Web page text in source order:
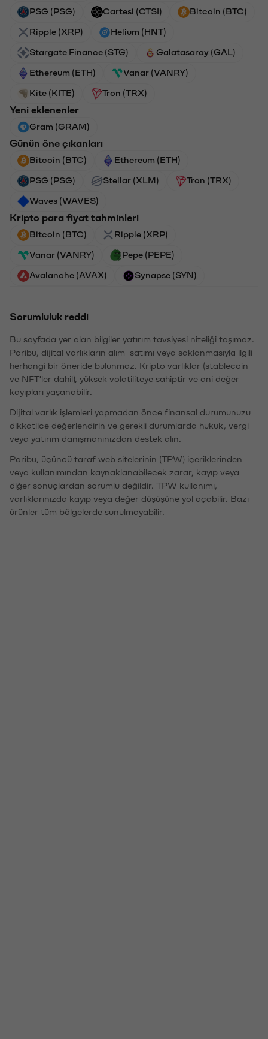
PSG (PSG) Cartesi (CTSI) Bitcoin (BTC)
Ripple (XRP) Helium (HNT)
Stargate Finance (STG) Galatasaray (GAL)
Ethereum (ETH) Vanar (VANRY)
Kite (KITE) Tron (TRX)
Yeni eklenenler
Gram (GRAM)
Günün öne çıkanları
Bitcoin (BTC) Ethereum (ETH)
PSG (PSG) Stellar (XLM) Tron (TRX)
Waves (WAVES)
Kripto para fiyat tahminleri
Bitcoin (BTC) Ripple (XRP)
Vanar (VANRY) Pepe (PEPE)
Avalanche (AVAX) Synapse (SYN)
Sorumluluk reddi
Bu sayfada yer alan bilgiler yatırım tavsiyesi niteliği taşımaz.
Paribu, dijital varlıkların alım-satımı veya saklanmasıyla ilgili
herhangi bir öneride bulunmaz. Kripto varlıklar (stablecoin
ve NFT'ler dahil), yüksek volatiliteye sahiptir ve ani değer
kayıpları yaşanabilir.
Dijital varlık işlemleri yapmadan önce finansal durumunuzu
dikkatlice değerlendirin ve gerekli durumlarda hukuk, vergi
veya yatırım danışmanınızdan destek alın.
Paribu, üçüncü taraf web sitelerinin (TPW) içeriklerinden
veya kullanımından kaynaklanabilecek zarar, kayıp veya
diğer sonuçlardan sorumlu değildir. TPW kullanımı,
varlıklarınızda kayıp veya değer düşüşüne yol açabilir. Bazı
ürünler tüm bölgelerde sunulmayabilir.